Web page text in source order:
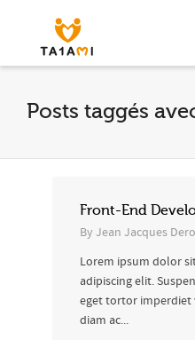
Posts taggés
Front-End
By Jean Jacques
Lorem ipsum dolor
adipiscing elit.
eget tortor imperdiet
diam ac...